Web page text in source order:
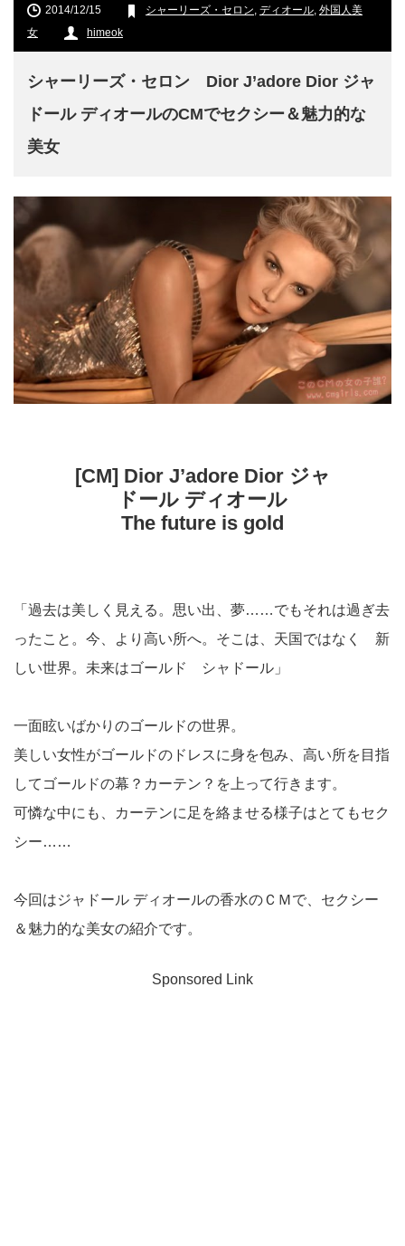
2014/12/15 シャーリーズ・セロン, ディオール, 外国人美
女
himeok
シャーリーズ・セロン Dior J’adore Dior ジャ
ドール ディオールのCMでセクシー＆魅力的な
美女
[CM] Dior J’adore Dior ジャ
ドール ディオール
The future is gold
「過去は美しく見える。思い出、夢……でもそれは過ぎ去
ったこと。今、より高い所へ。そこは、天国ではなく 新
しい世界。未来はゴールド シャドール」
一面眩いばかりのゴールドの世界。
美しい女性がゴールドのドレスに身を包み、高い所を目指
してゴールドの幕？カーテン？を上って行きます。
可憐な中にも、カーテンに足を絡ませる様子はとてもセク
シー……
今回はジャドール ディオールの香水のＣＭで、セクシー
＆魅力的な美女の紹介です。
Sponsored Link